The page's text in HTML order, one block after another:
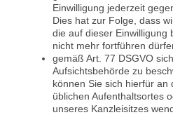
Einwilligung jederzeit
Dies hat zur Folge, dass
die auf dieser Einwilligung
nicht mehr fortführen
gemäß Art. 77 DSGVO
Aufsichtsbehörde zu
können Sie sich hierfür an
üblichen Aufenthaltsortes
unseres Kanzleisitzes